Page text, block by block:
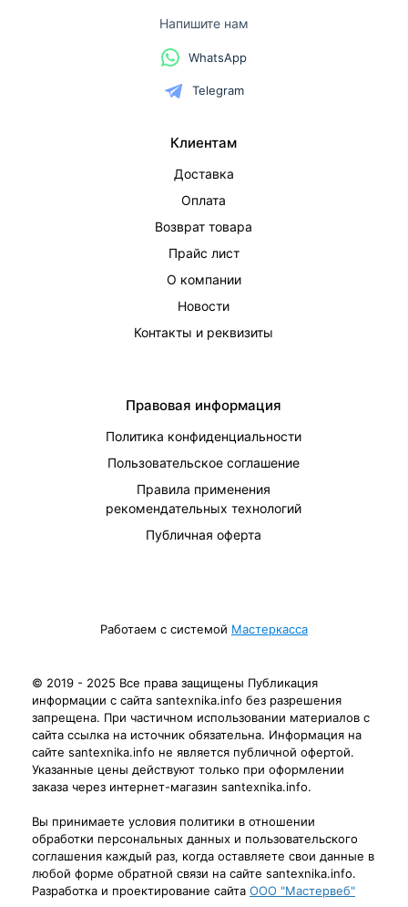
Напишите нам
WhatsApp
Telegram
Клиентам
Доставка
Оплата
Возврат товара
Прайс лист
О компании
Новости
Контакты и реквизиты
Правовая информация
Политика конфиденциальности
Пользовательское соглашение
Правила применения
рекомендательных технологий
Публичная оферта
Работаем с системой Мастеркасса
© 2019 - 2025 Все права защищены Публикация
информации с сайта santexnika.info без разрешения
запрещена. При частичном использовании материалов с
сайта ссылка на источник обязательна. Информация на
сайте santexnika.info не является публичной офертой.
Указанные цены действуют только при оформлении
заказа через интернет-магазин santexnika.info.
Вы принимаете условия политики в отношении
обработки персональных данных и пользовательского
соглашения каждый раз, когда оставляете свои данные в
любой форме обратной связи на сайте santexnika.info.
Разработка и проектирование сайта ООО "Мастервеб"